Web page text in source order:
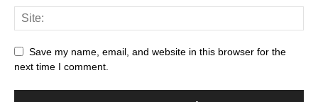
Save my name, email, and website in this browser for the
next time I comment.